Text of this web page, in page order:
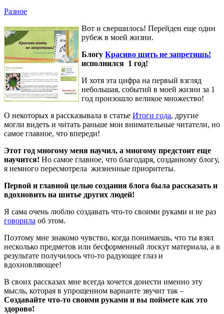
Разное
Вот и свершилось! Перейден еще один
рубеж в моей жизни.
Блогу Красиво шить не запретишь!
исполнился 1 год!
И хотя эта цифра на первый взгляд
небольшая, событий в моей жизни за 1
год произошло великое множество!
О некоторых я рассказывала в статье Итоги года, другие
могли видеть и читать раньше мои внимательные читатели, но
самое главное, что впереди!
Этот год многому меня научил, а многому предстоит еще
научится! Но самое главное, что благодаря, созданному блогу,
я немного пересмотрела жизненные приоритеты.
Первой и главной целью создания блога была рассказать и
вдохновить на шитье других людей!
Я сама очень люблю создавать что-то своими руками и не раз
говорила об этом.
Поэтому мне знакомо чувство, когда понимаешь, что ты взял
несколько предметов или бесформенный лоскут материала, а в
результате получилось что-то радующее глаз и
вдохновляющее!
В своих рассказах мне всегда хочется донести именно эту
мысль, которая в упрощенном варианте звучит так –
Создавайте что-то своими руками и вы поймете как это
здорово!